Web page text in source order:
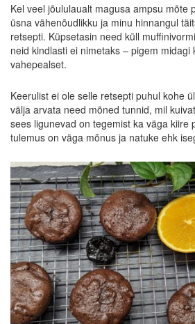
Kel veel jõululaualt magusa ampsu mõte
üsna vähenõudlikku ja minu hinnangul
retsepti. Küpsetasin need küll
neid kindlasti ei nimetaks – pigem midagi
vahepealset.
Keerulist ei ole selle retsepti puhul kohe
välja arvata need mõned tunnid, mil
sees ligunevad on tegemist ka väga kiire
tulemus on väga mõnus ja natuke ehk